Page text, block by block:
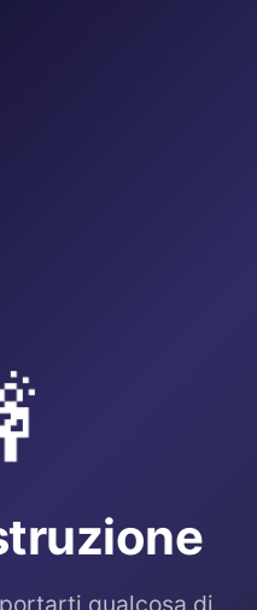
qualcosa di